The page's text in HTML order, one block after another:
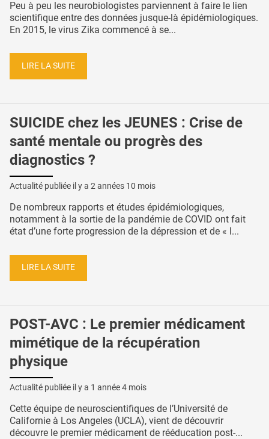
Peu à peu les neurobiologistes parviennent à faire le lien
scientifique entre des données jusque-là épidémiologiques.
En 2015, le virus Zika commencé à se...
LIRE LA SUITE
SUICIDE chez les JEUNES : Crise de
santé mentale ou progrès des
diagnostics ?
Actualité publiée il y a 2 années 10 mois
De nombreux rapports et études épidémiologiques,
notamment à la sortie de la pandémie de COVID ont fait
état d’une forte progression de la dépression et de « l...
LIRE LA SUITE
POST-AVC : Le premier médicament
mimétique de la récupération
physique
Actualité publiée il y a 1 année 4 mois
Cette équipe de neuroscientifiques de l’Université de
Californie à Los Angeles (UCLA), vient de découvrir
découvre le premier médicament de rééducation post-...